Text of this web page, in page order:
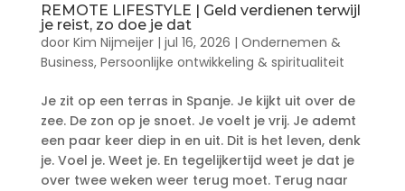
REMOTE LIFESTYLE | Geld verdienen terwijl
je reist, zo doe je dat
door Kim Nijmeijer| jul 16, 2026 | Ondernemen &
Business, Persoonlijke ontwikkeling & spiritualiteit
Je zit op een terras in Spanje. Je kijkt uit over de
zee. De zon op je snoet. Je voelt je vrij. Je ademt
een paar keer diep in en uit. Dit is het leven, denk
je. Voel je. Weet je. En tegelijkertijd weet je dat je
over twee weken weer terug moet. Terug naar